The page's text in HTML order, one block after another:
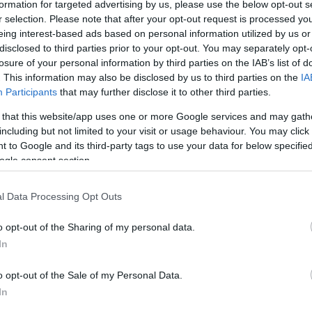
for targeted advertising by us, please use the below opt-out
selection. Please note that after your opt-out request is processed
interest-based ads based on personal information utilized by us
to third parties prior to your opt-out. You may separately
of your personal information by third parties on the IAB’s list of
This information may also be disclosed by us to third parties on the
Participants that may further disclose it to other third parties.
that this website/app uses one or more Google services and may
but not limited to your visit or usage behaviour. You may
to Google and its third-party tags to use your data for below
consent section.
Data Processing Opt Outs
opt-out of the Sharing of my personal data.
opt-out of the Sale of my Personal Data.
να επικεντρώσουν τις προσπάθειές τους σε
περιλαμβάνουν την ενίσχυση της
ανθρωπιστικής βοήθειας στους
εφαρμογή του νέου Ευρωπαϊκού
το Άσυλο, καθώς και την αυστηροποίηση
για την αντιμετώπιση υβριδικών απειλών